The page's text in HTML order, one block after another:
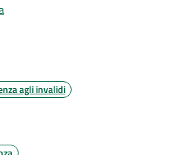
agli invalidi